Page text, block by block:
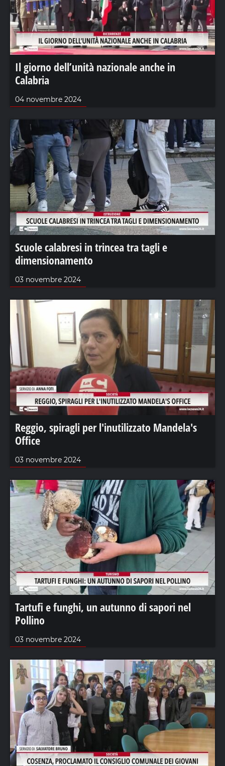
Il giorno dell’unità nazionale anche in
Calabria
04 novembre 2024
Scuole calabresi in trincea tra tagli e
dimensionamento
03 novembre 2024
Reggio, spiragli per l'inutilizzato Mandela's
Office
03 novembre 2024
Tartufi e funghi, un autunno di sapori nel
Pollino
03 novembre 2024